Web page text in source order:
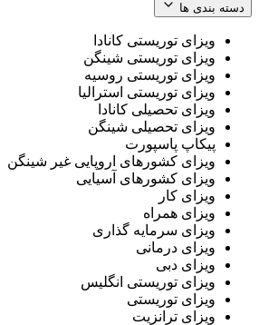
ها
توریستی کانادا
توریستی شینگن
توریستی روسیه
توریستی استرالیا
تحصیلی کانادا
تحصیلی شینگن
پاسپورت
کشورهای اروپایی غیر شینگن
کشورهای آسیایی
کار
همراه
سرمایه گذاری
درمانی
دبی
توریستی انگلیس
توریستی
ترانزیت